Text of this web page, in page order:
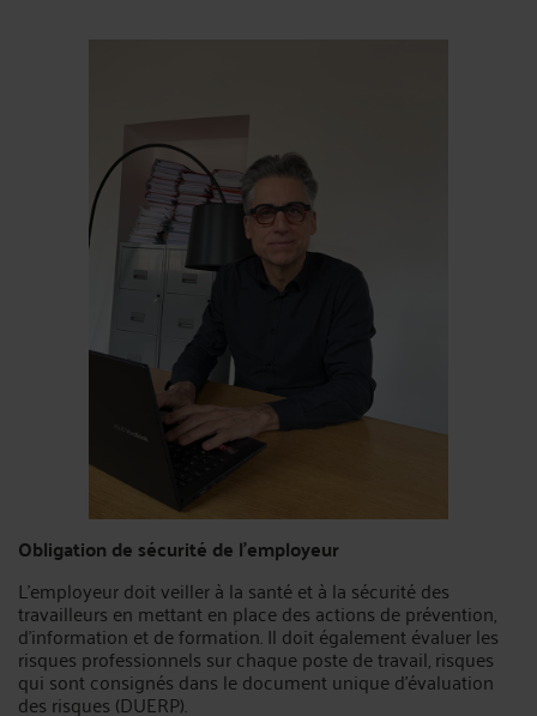
Obligation de sécurité de l’employeur
L'employeur doit veiller à la santé et à la sécurité des
travailleurs en mettant en place des actions de prévention,
d'information et de formation. Il doit également évaluer les
risques professionnels sur chaque poste de travail, risques
qui sont consignés dans le document unique d'évaluation
des risques (DUERP).